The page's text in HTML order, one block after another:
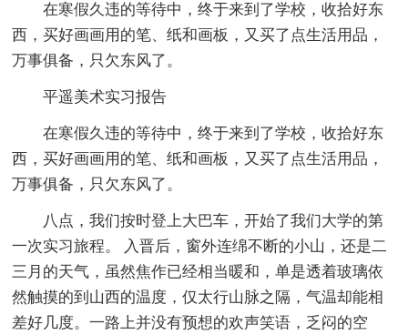
在寒假久违的等待中，终于来到了学校，收拾好东
西，买好画画用的笔、纸和画板，又买了点生活用品，
万事俱备，只欠东风了。
平遥美术实习报告
在寒假久违的等待中，终于来到了学校，收拾好东
西，买好画画用的笔、纸和画板，又买了点生活用品，
万事俱备，只欠东风了。
八点，我们按时登上大巴车，开始了我们大学的第
一次实习旅程。 入晋后，窗外连绵不断的小山，还是二
三月的天气，虽然焦作已经相当暖和，单是透着玻璃依
然触摸的到山西的温度，仅太行山脉之隔，气温却能相
差好几度。一路上并没有预想的欢声笑语，乏闷的空